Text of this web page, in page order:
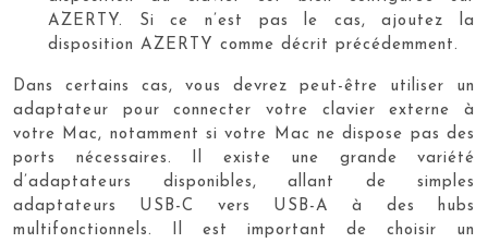
AZERTY. Si ce n’est pas le cas, ajoutez la
disposition AZERTY comme décrit précédemment.
Dans certains cas, vous devrez peut-être utiliser un
adaptateur pour connecter votre clavier externe à
votre Mac, notamment si votre Mac ne dispose pas des
ports nécessaires. Il existe une grande variété
d’adaptateurs disponibles, allant de simples
adaptateurs USB-C vers USB-A à des hubs
multifonctionnels. Il est important de choisir un